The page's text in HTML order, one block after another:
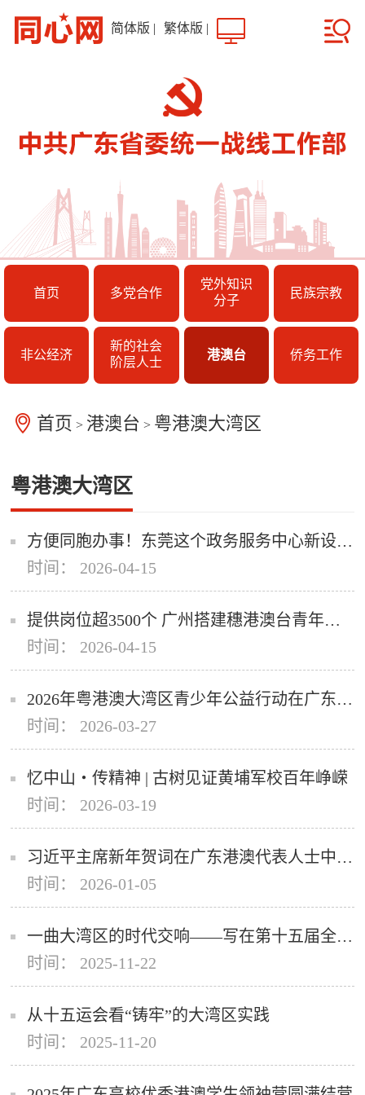
简体版 | 繁体版 |
首页 多党合作
党外知识
分子
民族宗教
非公经济
新的社会
阶层人士
港澳台 侨务工作
首页 > 港澳台 > 粤港澳大湾区
粤港澳大湾区
方便同胞办事！东莞这个政务服务中心新设台港澳窗口
时间： 2026-04-15
提供岗位超3500个 广州搭建穗港澳台青年人才就业创业对接平台
时间： 2026-04-15
2026年粤港澳大湾区青少年公益行动在广东东莞启动
时间： 2026-03-27
忆中山・传精神 | 古树见证黄埔军校百年峥嵘
时间： 2026-03-19
习近平主席新年贺词在广东港澳代表人士中引发热烈反响
时间： 2026-01-05
一曲大湾区的时代交响——写在第十五届全国运动会闭幕之际
时间： 2025-11-22
从十五运会看“铸牢”的大湾区实践
时间： 2025-11-20